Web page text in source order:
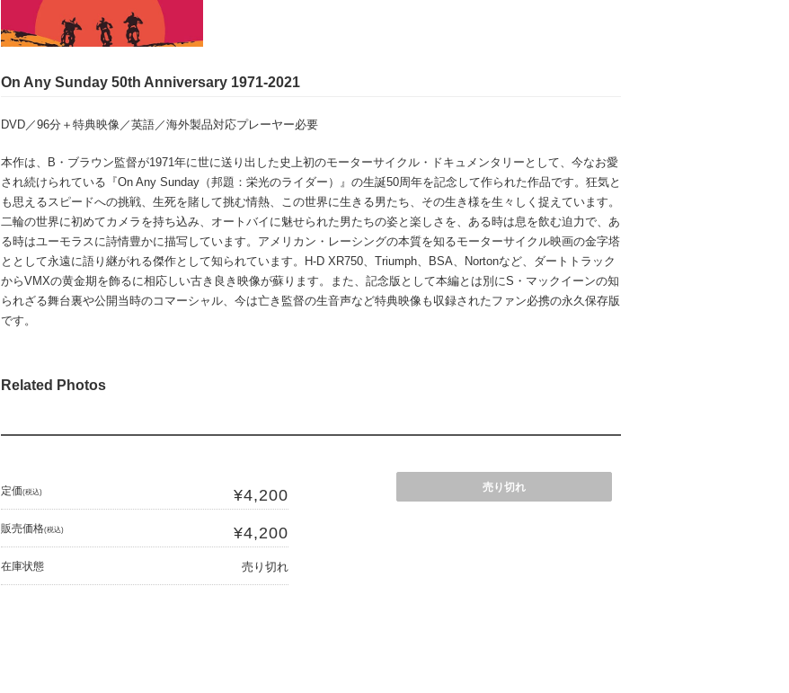
On Any Sunday 50th Anniversary 1971-2021
DVD／96分＋特典映像／英語／海外製品対応プレーヤー必要
本作は、B・ブラウン監督が1971年に世に送り出した史上初のモーターサイクル・ドキュメンタリーとして、今なお愛
され続けられている『On Any Sunday（邦題：栄光のライダー）』の生誕50周年を記念して作られた作品です。狂気と
も思えるスピードへの挑戦、生死を賭して挑む情熱、この世界に生きる男たち、その生き様を生々しく捉えています。
二輪の世界に初めてカメラを持ち込み、オートバイに魅せられた男たちの姿と楽しさを、ある時は息を飲む迫力で、あ
る時はユーモラスに詩情豊かに描写しています。アメリカン・レーシングの本質を知るモーターサイクル映画の金字塔
ととして永遠に語り継がれる傑作として知られています。H-D XR750、Triumph、BSA、Nortonなど、ダートトラック
からVMXの黄金期を飾るに相応しい古き良き映像が蘇ります。また、記念版として本編とは別にS・マックイーンの知
られざる舞台裏や公開当時のコマーシャル、今は亡き監督の生音声など特典映像も収録されたファン必携の永久保存版
です。
Related Photos
定価(税込) ¥4,200
販売価格(税込) ¥4,200
在庫状態 売り切れ
売り切れ